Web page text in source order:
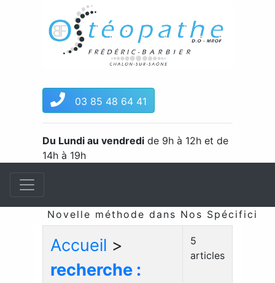
03 85 48 64 41
Du Lundi au vendredi de 9h à 12h et de
14h à 19h
Novelle méthode dans Nos Spécificités
Accueil >
recherche :
5
articles